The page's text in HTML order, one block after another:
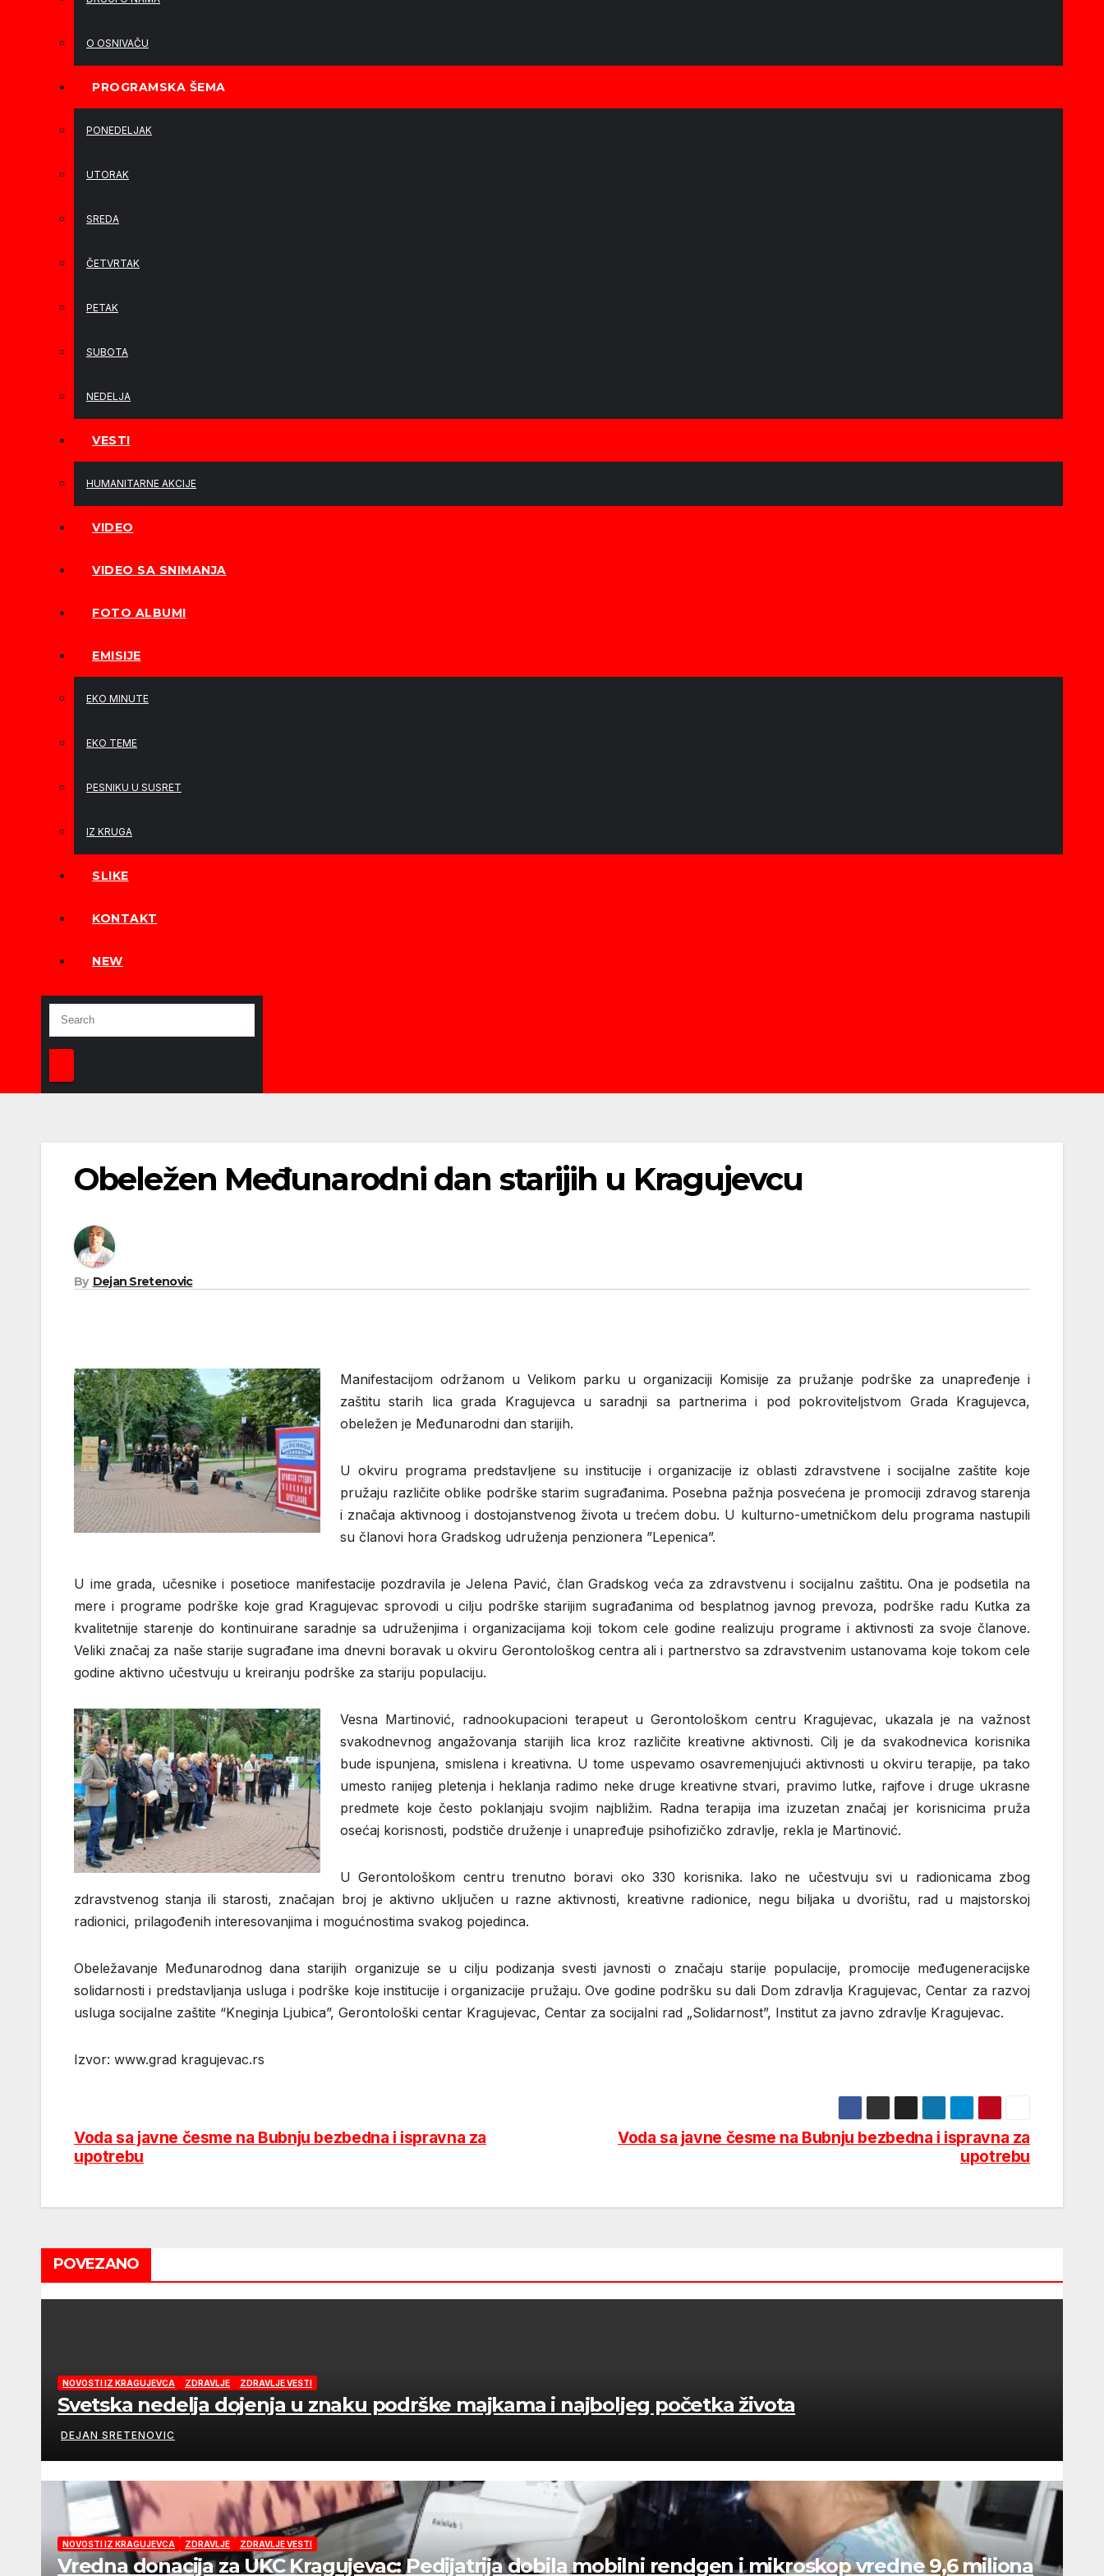
O OSNIVAČU
PROGRAMSKA ŠEMA
PONEDELJAK
UTORAK
SREDA
ČETVRTAK
PETAK
SUBOTA
NEDELJA
VESTI
HUMANITARNE AKCIJE
VIDEO
VIDEO SA SNIMANJA
FOTO ALBUMI
EMISIJE
EKO MINUTE
EKO TEME
PESNIKU U SUSRET
IZ KRUGA
SLIKE
KONTAKT
NEW
Obeležen Međunarodni dan starijih u Kragujevcu
By Dejan Sretenovic
Manifestacijom održanom u Velikom parku u organizaciji Komisije za pružanje podrške za unapređenje i
zaštitu starih lica grada Kragujevca u saradnji sa partnerima i pod pokroviteljstvom Grada Kragujevca,
obeležen je Međunarodni dan starijih.
U okviru programa predstavljene su institucije i organizacije iz oblasti zdravstvene i socijalne zaštite koje
pružaju različite oblike podrške starim sugrađanima. Posebna pažnja posvećena je promociji zdravog starenja
i značaja aktivnoog i dostojanstvenog života u trećem dobu. U kulturno-umetničkom delu programa nastupili
su članovi hora Gradskog udruženja penzionera ”Lepenica”.
U ime grada, učesnike i posetioce manifestacije pozdravila je Jelena Pavić, član Gradskog veća za zdravstvenu i socijalnu zaštitu. Ona je podsetila na
mere i programe podrške koje grad Kragujevac sprovodi u cilju podrške starijim sugrađanima od besplatnog javnog prevoza, podrške radu Kutka za
kvalitetnije starenje do kontinuirane saradnje sa udruženjima i organizacijama koji tokom cele godine realizuju programe i aktivnosti za svoje članove.
Veliki značaj za naše starije sugrađane ima dnevni boravak u okviru Gerontološkog centra ali i partnerstvo sa zdravstvenim ustanovama koje tokom cele
godine aktivno učestvuju u kreiranju podrške za stariju populaciju.
Vesna Martinović, radnookupacioni terapeut u Gerontološkom centru Kragujevac, ukazala je na važnost
svakodnevnog angažovanja starijih lica kroz različite kreativne aktivnosti. Cilj je da svakodnevica korisnika
bude ispunjena, smislena i kreativna. U tome uspevamo osavremenjujući aktivnosti u okviru terapije, pa tako
umesto ranijeg pletenja i heklanja radimo neke druge kreativne stvari, pravimo lutke, rajfove i druge ukrasne
predmete koje često poklanjaju svojim najbližim. Radna terapija ima izuzetan značaj jer korisnicima pruža
osećaj korisnosti, podstiče druženje i unapređuje psihofizičko zdravlje, rekla je Martinović.
U Gerontološkom centru trenutno boravi oko 330 korisnika. Iako ne učestvuju svi u radionicama zbog
zdravstvenog stanja ili starosti, značajan broj je aktivno uključen u razne aktivnosti, kreativne radionice, negu biljaka u dvorištu, rad u majstorskoj
radionici, prilagođenih interesovanjima i mogućnostima svakog pojedinca.
Obeležavanje Međunarodnog dana starijih organizuje se u cilju podizanja svesti javnosti o značaju starije populacije, promocije međugeneracijske
solidarnosti i predstavljanja usluga i podrške koje institucije i organizacije pružaju. Ove godine podršku su dali Dom zdravlja Kragujevac, Centar za razvoj
usluga socijalne zaštite “Kneginja Ljubica”, Gerontološki centar Kragujevac, Centar za socijalni rad „Solidarnost”, Institut za javno zdravlje Kragujevac.
Izvor: www.grad kragujevac.rs
Post
Voda sa javne česme na Bubnju bezbedna i ispravna za
upotrebu
Voda sa javne česme na Bubnju bezbedna i ispravna za
upotrebu
POVEZANO
NOVOSTI IZ KRAGUJEVCA ZDRAVLJE ZDRAVLJE VESTI
Svetska nedelja dojenja u znaku podrške majkama i najboljeg početka života
DEJAN SRETENOVIC
NOVOSTI IZ KRAGUJEVCA ZDRAVLJE ZDRAVLJE VESTI
Vredna donacija za UKC Kragujevac: Pedijatrija dobila mobilni rendgen i mikroskop vredne 9,6 miliona